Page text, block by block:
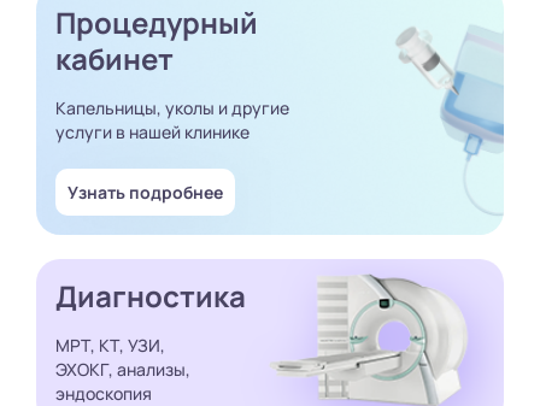
Процедурный
кабинет
Капельницы, уколы и другие
услуги в нашей клинике
Узнать подробнее
Диагностика
МРТ, КТ, УЗИ,
ЭХОКГ, анализы,
эндоскопия